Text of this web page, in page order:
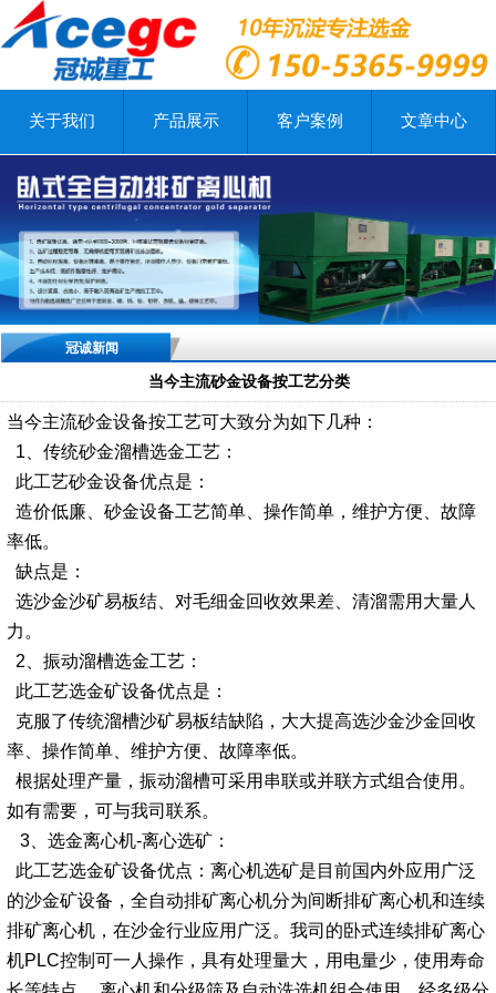
关于我们 产品展示 客户案例 文章中心
冠诚新闻
当今主流砂金设备按工艺分类
当今主流砂金设备按工艺可大致分为如下几种：
1、传统砂金溜槽选金工艺：
此工艺砂金设备优点是：
造价低廉、砂金设备工艺简单、操作简单，维护方便、故障
率低。
缺点是：
选沙金沙矿易板结、对毛细金回收效果差、清溜需用大量人
力。
2、振动溜槽选金工艺：
此工艺选金矿设备优点是：
克服了传统溜槽沙矿易板结缺陷，大大提高选沙金沙金回收
率、操作简单、维护方便、故障率低。
根据处理产量，振动溜槽可采用串联或并联方式组合使用。
如有需要，可与我司联系。
3、选金离心机-离心选矿：
此工艺选金矿设备优点：离心机选矿是目前国内外应用广泛
的沙金矿设备，全自动排矿离心机分为间断排矿离心机和连续
排矿离心机，在沙金行业应用广泛。我司的卧式连续排矿离心
机PLC控制可一人操作，具有处理量大，用电量少，使用寿命